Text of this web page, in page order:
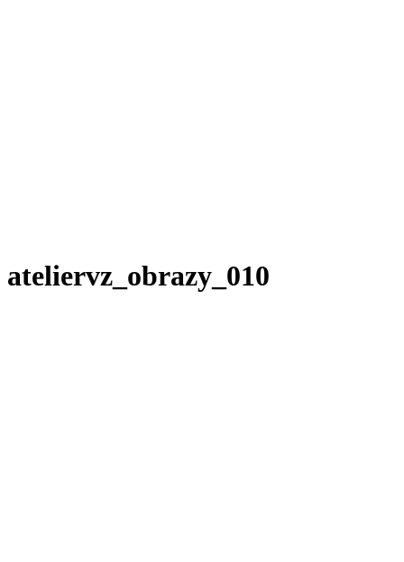
ateliervz_obrazy_010